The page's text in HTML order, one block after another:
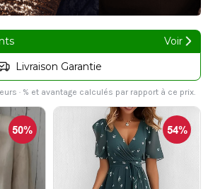
Voir
Retour Facile
· % et avantage calculés par rapport à ce prix.
50% 54%